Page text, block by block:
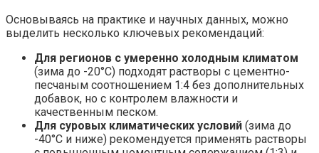
Основываясь на практике и научных данных, можно
выделить несколько ключевых рекомендаций:
Для регионов с умеренно холодным климатом
(зима до -20°C) подходят растворы с цементно-
песчаным соотношением 1:4 без дополнительных
добавок, но с контролем влажности и
качественным песком.
Для суровых климатических условий (зима до
-40°C и ниже) рекомендуется применять растворы